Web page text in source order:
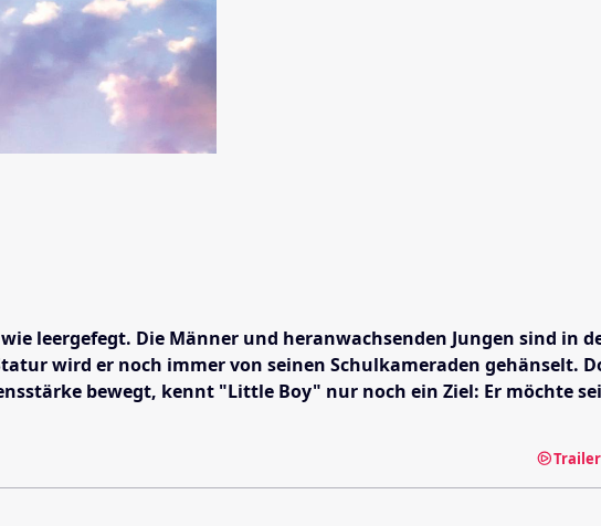
leergefegt. Die Männer und heranwachsenden Jungen sind in
wird er noch immer von seinen Schulkameraden gehänselt.
bewegt, kennt "Little Boy" nur noch ein Ziel: Er